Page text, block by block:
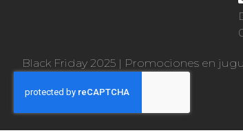
Black Friday 2025 | Promociones en